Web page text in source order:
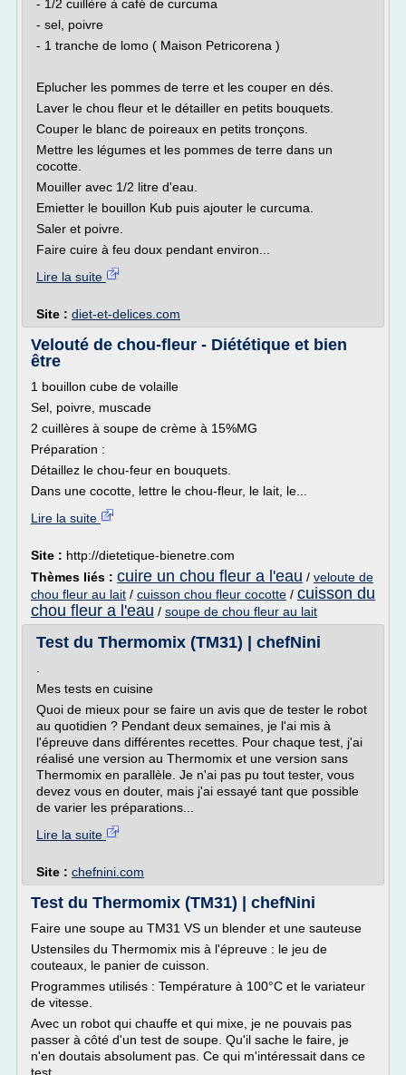
- 1/2 cuillère à café de curcuma
- sel, poivre
- 1 tranche de lomo ( Maison Petricorena )
Eplucher les pommes de terre et les couper en dés.
Laver le chou fleur et le détailler en petits bouquets.
Couper le blanc de poireaux en petits tronçons.
Mettre les légumes et les pommes de terre dans un
cocotte.
Mouiller avec 1/2 litre d'eau.
Emietter le bouillon Kub puis ajouter le curcuma.
Saler et poivre.
Faire cuire à feu doux pendant environ...
Lire la suite
Site : diet-et-delices.com
Velouté de chou-fleur - Diététique et bien
être
1 bouillon cube de volaille
Sel, poivre, muscade
2 cuillères à soupe de crème à 15%MG
Préparation :
Détaillez le chou-feur en bouquets.
Dans une cocotte, lettre le chou-fleur, le lait, le...
Lire la suite
Site : http://dietetique-bienetre.com
Thèmes liés : cuire un chou fleur a l'eau / veloute de
chou fleur au lait / cuisson chou fleur cocotte / cuisson du
chou fleur a l'eau / soupe de chou fleur au lait
Test du Thermomix (TM31) | chefNini
Mes tests en cuisine
Quoi de mieux pour se faire un avis que de tester le robot
au quotidien ? Pendant deux semaines, je l'ai mis à
l'épreuve dans différentes recettes. Pour chaque test, j'ai
réalisé une version au Thermomix et une version sans
Thermomix en parallèle. Je n'ai pas pu tout tester, vous
devez vous en douter, mais j'ai essayé tant que possible
de varier les préparations...
Lire la suite
Site : chefnini.com
Test du Thermomix (TM31) | chefNini
Faire une soupe au TM31 VS un blender et une sauteuse
Ustensiles du Thermomix mis à l'épreuve : le jeu de
couteaux, le panier de cuisson.
Programmes utilisés : Température à 100°C et le variateur
de vitesse.
Avec un robot qui chauffe et qui mixe, je ne pouvais pas
passer à côté d'un test de soupe. Qu'il sache le faire, je
n'en doutais absolument pas. Ce qui m'intéressait dans ce